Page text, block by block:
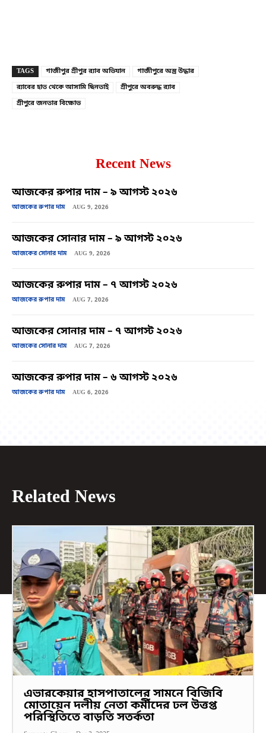
TAGS গাজীপুর শ্রীপুর র‍্যাব অভিযান
গাজীপুরে অস্ত্র উদ্ধার
র‍্যাবের হাত থেকে আসামি ছিনতাই
শ্রীপুরে অবরুদ্ধ র‍্যাব
শ্রীপুরে জনতার বিক্ষোভ
Recent News
আজকের রুপার দাম – ৯ আগস্ট ২০২৬
আজকের রুপার দাম AUG 9, 2026
আজকের সোনার দাম – ৯ আগস্ট ২০২৬
আজকের সোনার দাম AUG 9, 2026
আজকের রুপার দাম – ৭ আগস্ট ২০২৬
আজকের রুপার দাম AUG 7, 2026
আজকের সোনার দাম – ৭ আগস্ট ২০২৬
আজকের সোনার দাম AUG 7, 2026
আজকের রুপার দাম – ৬ আগস্ট ২০২৬
আজকের রুপার দাম AUG 6, 2026
Related News
এভারকেয়ার হাসপাতালের সামনে বিজিবি
মোতায়েন দলীয় নেতা কর্মীদের ঢল উত্তপ্ত
পরিস্থিতিতে বাড়তি সতর্কতা